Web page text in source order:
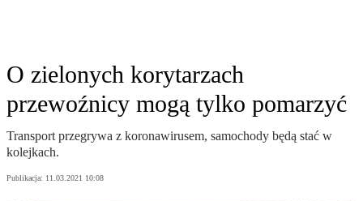
O zielonych korytarzach
przewoźnicy mogą tylko pomarzyć
Transport przegrywa z koronawirusem, samochody będą stać w
kolejkach.
Publikacja: 11.03.2021 10:08